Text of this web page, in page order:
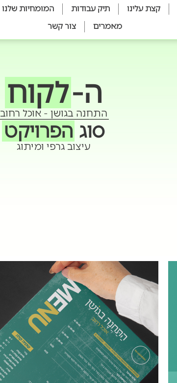
קצת עלינו תיק עבודות המומחיות שלנו
מאמרים
צור קשר
ה-לקוח
התחנה בגושן - אוכל רחוב
סוג הפרויקט
עיצוב גרפי ומיתוג